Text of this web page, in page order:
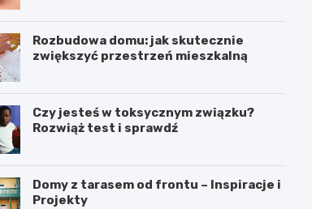
Rozbudowa domu: jak skutecznie
zwiększyć przestrzeń mieszkalną
Czy jesteś w toksycznym związku?
Rozwiąż test i sprawdź
Domy z tarasem od frontu – Inspiracje i
Projekty